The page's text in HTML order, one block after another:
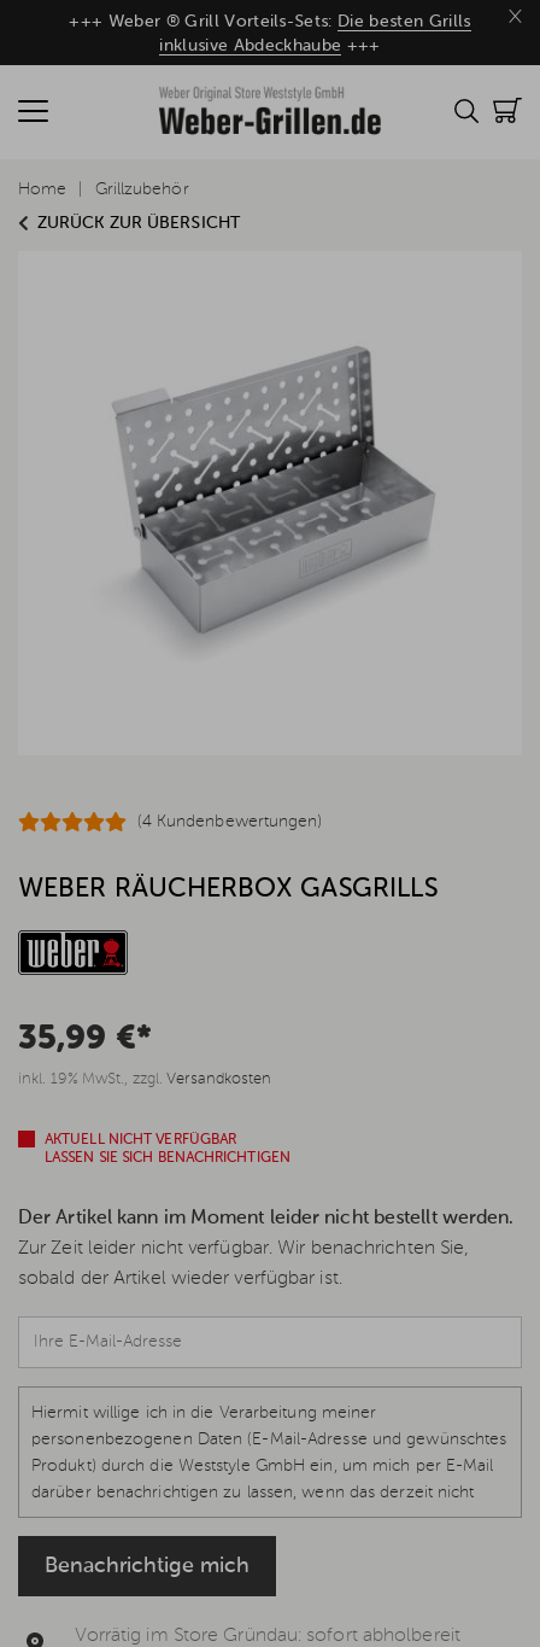
×
+++ Weber ® Grill Vorteils-Sets: Die besten Grills
inklusive Abdeckhaube +++
ZURÜCK ZUR ÜBERSICHT
Home Grillzubehör
(4 Kundenbewertungen)
WEBER RÄUCHERBOX GASGRILLS
35,99 €*
inkl. 19% MwSt., zzgl.Versandkosten
AKTUELL NICHT VERFÜGBAR
LASSEN SIE SICH BENACHRICHTIGEN
Der Artikel kann im Moment leider nicht bestellt werden.
Zur Zeit leider nicht verfügbar. Wir benachrichten Sie,
sobald der Artikel wieder verfügbar ist.
Hiermit willige ich in die Verarbeitung meiner
personenbezogenen Daten (E-Mail-Adresse und gewünschtes
Produkt) durch die Weststyle GmbH ein, um mich per E-Mail
darüber benachrichtigen zu lassen, wenn das derzeit nicht
verfügbare Produkt wieder vorrätig und lieferbar ist.
7 DS-GVO, welche jederzeit per E-Mail
widerrufen werden kann, um keine weiteren E-Mails zu
erhalten. Weitere Informationen in derDatenschutzerklärung
Benachrichtige mich
Vorrätig im Store Gründau: sofort abholbereit